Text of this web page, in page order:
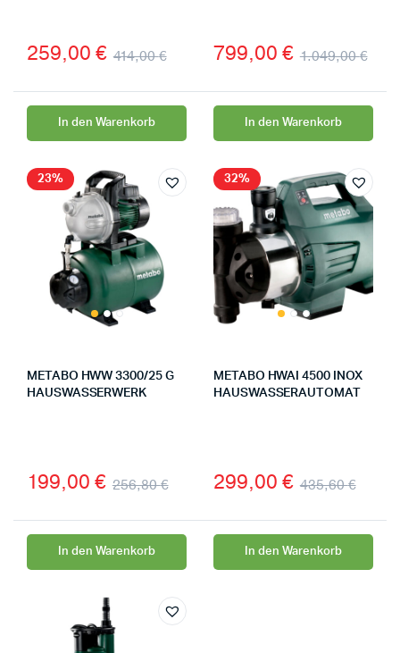
414,00€
259,00 €
In den Warenkorb
1.049,00€
799,00 €
In den Warenkorb
23%
METABO HWW 3300/25 G
HAUSWASSERWERK
256,80€
199,00 €
In den Warenkorb
32%
METABO HWAI 4500 INOX
HAUSWASSERAUTOMAT
435,60€
299,00 €
In den Warenkorb